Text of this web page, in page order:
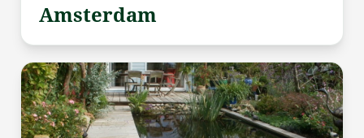
Amsterdam